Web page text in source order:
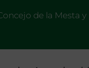
de la Mesta